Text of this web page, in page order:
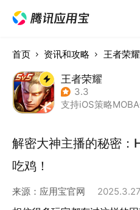
首页 资讯和攻略 王者荣耀
王者荣耀
3.3
支持iOS策略MOBA
解密大神主播的秘密
吃鸡！
来源： 应用宝官网 2025.3.27